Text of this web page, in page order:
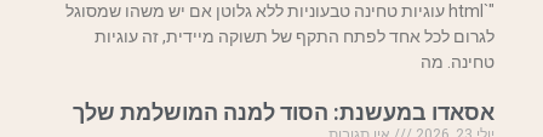
"`html עוגיות טחינה טבעוניות ללא גלוטן אם יש משהו שמסוגל
לגרום לכל אחד לפתח התקף של תשוקה מיידית, זה עוגיות
טחינה. מה
אסאדו במעשנת: הסוד למנה המושלמת שלך